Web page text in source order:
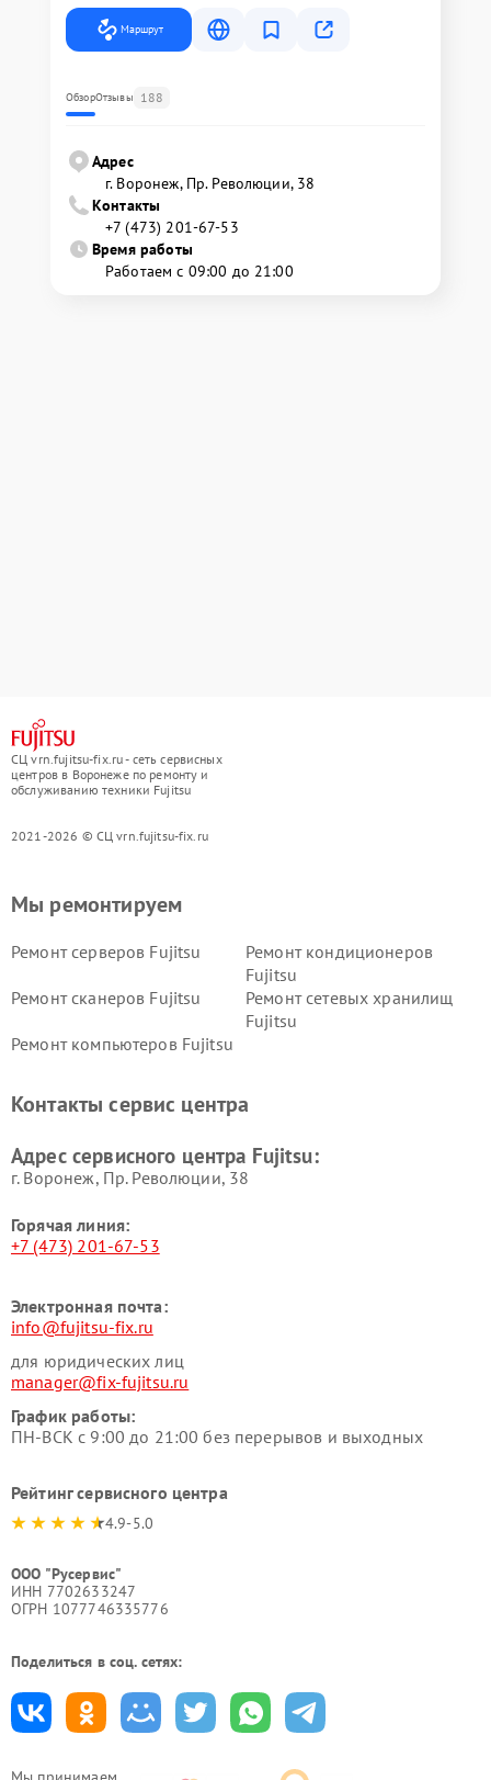
Маршрут
ОбзорОтзывы 188
Адрес
г. Воронеж, Пр. Революции, 38
Контакты
+7 (473) 201-67-53
Время работы
Работаем с 09:00 до 21:00
СЦ vrn.fujitsu-fix.ru - сеть сервисных
центров в Воронеже по ремонту и
обслуживанию техники Fujitsu
2021-2026 © СЦ vrn.fujitsu-fix.ru
Мы ремонтируем
Ремонт серверов Fujitsu
Ремонт кондиционеров
Fujitsu
Ремонт сканеров Fujitsu
Ремонт сетевых хранилищ
Fujitsu
Ремонт компьютеров Fujitsu
Контакты сервис центра
Адрес сервисного центра Fujitsu:
г. Воронеж, Пр. Революции, 38
Горячая линия:
+7 (473) 201-67-53
Электронная почта:
info@fujitsu-fix.ru
для юридических лиц
manager@fix-fujitsu.ru
График работы:
ПН-ВСК с 9:00 до 21:00 без перерывов и выходных
Рейтинг сервисного центра
4.9-5.0
ООО "Русервис"
ИНН 7702633247
ОГРН 1077746335776
Поделиться в соц. сетях: